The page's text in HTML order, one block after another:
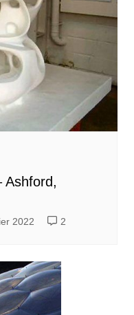
Ashford,
2022 2